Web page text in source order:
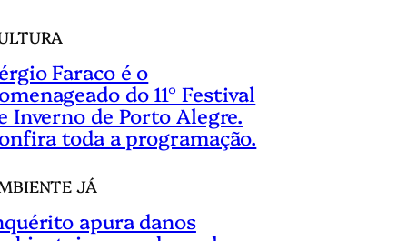
Faraco é o
do 11° Festival
Inverno de Porto Alegre.
toda a programação.
JÁ
apura danos